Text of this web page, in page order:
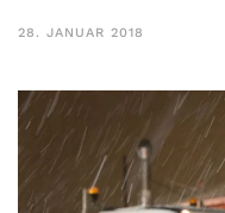
28. JANUAR 2018